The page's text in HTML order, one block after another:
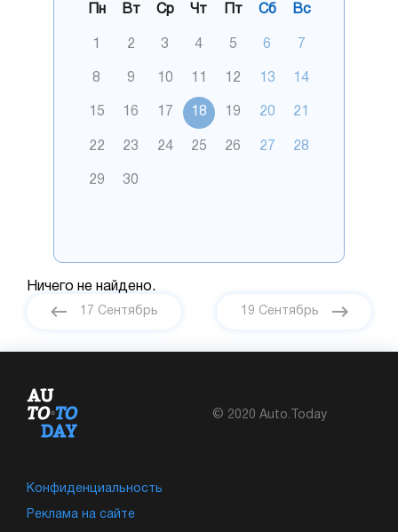
Пн Вт Ср Чт Пт Сб Вс
1 2 3 4 5 6 7
8 9 10 12 13 14
15 16 17 18 19 20 21
22 23 24 25 26 27 28
29 30
Ничего не найдено.
17 Сентябрь 19 Сентябрь
© 2020 Auto.Today
Конфиденциальность
Реклама на сайте